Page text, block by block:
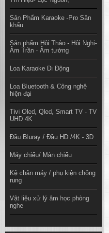
Sản Phẩm Karaoke -Pro Sân
khấu
Sản phẩm Hội Thảo - Hội Nghị-
Âm Trần - Âm tường
Loa Karaoke Di Động
Loa Bluetooth & Công nghệ
hiện đại
Tivi Oled, Qled, Smart TV - TV
UHD 4K
Đầu Bluray / Đầu HD /4K - 3D
Máy chiếu/ Màn chiếu
Kệ chân máy / phụ kiện chống
rung
Vật liệu xử lý âm học phòng
nghe